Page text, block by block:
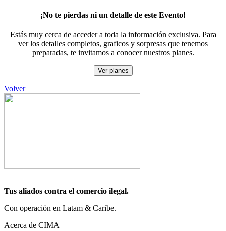
¡No te pierdas ni un detalle de este Evento!
Estás muy cerca de acceder a toda la información exclusiva. Para
ver los detalles completos, graficos y sorpresas que tenemos
preparadas, te invitamos a conocer nuestros planes.
Ver planes
Volver
Tus aliados contra el comercio ilegal.
Con operación en Latam & Caribe.
Acerca de CIMA